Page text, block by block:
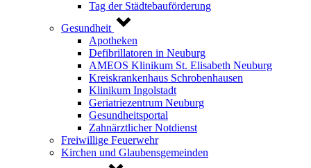
Tag der Städtebauförderung
Gesundheit
Apotheken
Defibrillatoren in Neuburg
AMEOS Klinikum St. Elisabeth Neuburg
Kreiskrankenhaus Schrobenhausen
Klinikum Ingolstadt
Geriatriezentrum Neuburg
Gesundheitsportal
Zahnärztlicher Notdienst
Freiwillige Feuerwehr
Kirchen und Glaubensgemeinden